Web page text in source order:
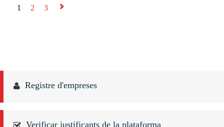
1 2 3 ⇨
Registre d'empreses
Verificar justificants de la plataforma